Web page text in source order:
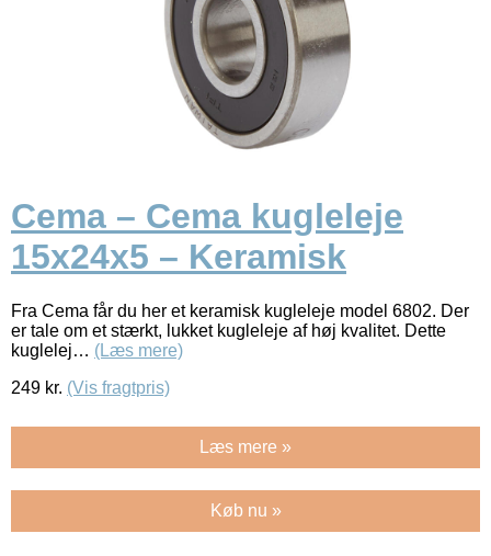
Cema – Cema kugleleje
15x24x5 – Keramisk
Fra Cema får du her et keramisk kugleleje model 6802. Der
er tale om et stærkt, lukket kugleleje af høj kvalitet. Dette
kuglelej… (Læs mere)
249 kr. (Vis fragtpris)
Læs mere »
Køb nu »